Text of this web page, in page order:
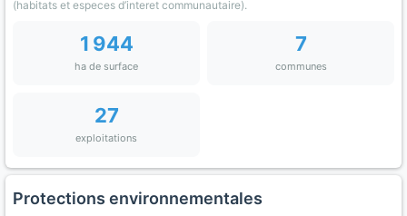
(habitats et especes d’interet communautaire).
1 944
ha de surface
7
communes
27
exploitations
Protections environnementales